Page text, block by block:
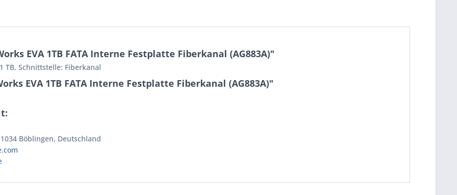
EVA 1TB FATA Interne Festplatte Fiberkanal (AG883A)"
TB, Schnittstelle: Fiberkanal
EVA 1TB FATA Interne Festplatte Fiberkanal (AG883A)"
Böblingen, Deutschland